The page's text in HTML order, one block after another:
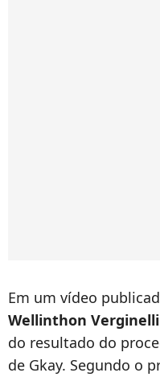
Em um vídeo
Wellinthon Verginelli
do resultado do
de Gkay. Segundo o